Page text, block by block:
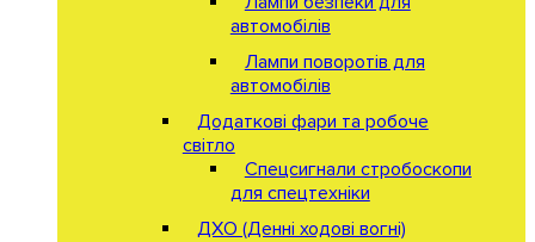
автомобілів
Лампи поворотів для
автомобілів
Додаткові фари та робоче
світло
Спецсигнали стробоскопи
для спецтехніки
ДХО (Денні ходові вогні)